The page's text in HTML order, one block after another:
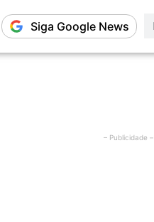
Siga Google News
– Publicidade –